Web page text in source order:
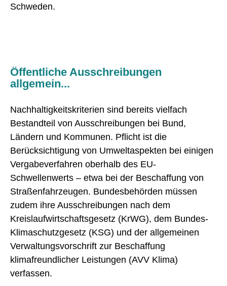
Schweden.
Öffentliche Ausschreibungen
allgemein...
Nachhaltigkeitskriterien sind bereits vielfach
Bestandteil von Ausschreibungen bei Bund,
Ländern und Kommunen. Pflicht ist die
Berücksichtigung von Umweltaspekten bei einigen
Vergabeverfahren oberhalb des EU-
Schwellenwerts – etwa bei der Beschaffung von
Straßenfahrzeugen. Bundesbehörden müssen
zudem ihre Ausschreibungen nach dem
Kreislaufwirtschaftsgesetz (KrWG), dem Bundes-
Klimaschutzgesetz (KSG) und der allgemeinen
Verwaltungsvorschrift zur Beschaffung
klimafreundlicher Leistungen (AVV Klima)
verfassen.